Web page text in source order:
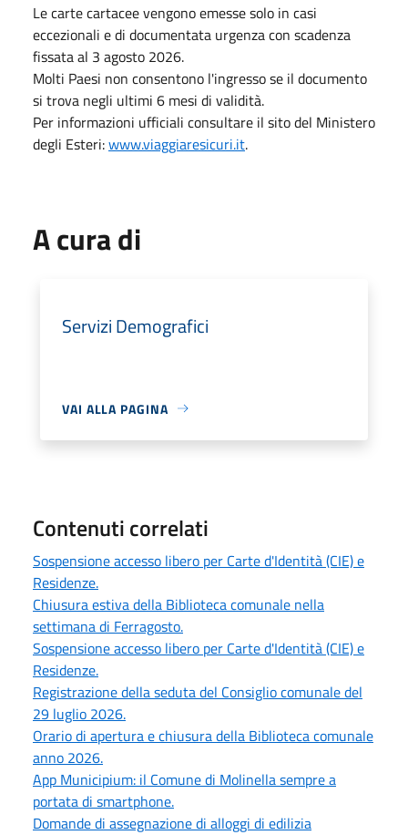
Le carte cartacee vengono emesse solo in casi
eccezionali e di documentata urgenza con scadenza
fissata al 3 agosto 2026.
Molti Paesi non consentono l'ingresso se il documento
si trova negli ultimi 6 mesi di validità.
Per informazioni ufficiali consultare il sito del Ministero
degli Esteri:www.viaggiaresicuri.it.
A cura di
Servizi Demografici
VAI ALLA PAGINA
Contenuti correlati
Sospensione accesso libero per Carte d'Identità (CIE) e
Residenze.
Chiusura estiva della Biblioteca comunale nella
settimana di Ferragosto.
Sospensione accesso libero per Carte d'Identità (CIE) e
Residenze.
Registrazione della seduta del Consiglio comunale del
29 luglio 2026.
Orario di apertura e chiusura della Biblioteca comunale
anno 2026.
App Municipium: il Comune di Molinella sempre a
portata di smartphone.
Domande di assegnazione di alloggi di edilizia